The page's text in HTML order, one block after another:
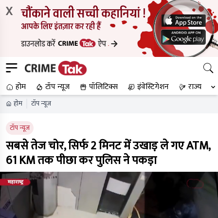
X
होम टॉप न्यूज पॉलिटिक्स इंवेस्टिगेशन राज्य
होम टॉप न्यूज
टॉप न्यूज
सबसे तेज चोर, सिर्फ 2 मिनट में उखाड़ ले गए ATM,
61 KM तक पीछा कर पुलिस ने पकड़ा